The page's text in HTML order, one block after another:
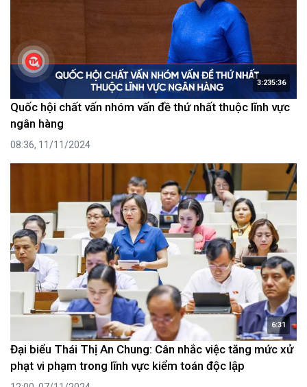
3:235:36
Quốc hội chất vấn nhóm vấn đề thứ nhất thuộc lĩnh vực
ngân hàng
08:36, 11/11/2024
6:31
Đại biểu Thái Thị An Chung: Cân nhắc việc tăng mức xử
phạt vi phạm trong lĩnh vực kiểm toán độc lập